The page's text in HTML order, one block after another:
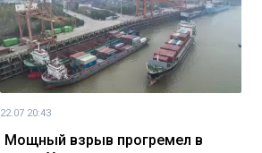
22.07 20:43
Мощный взрыв прогремел в